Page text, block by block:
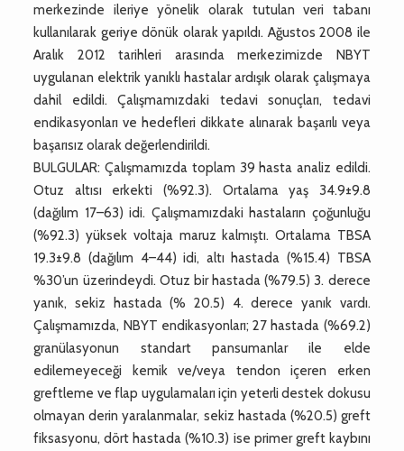
merkezinde ileriye yönelik olarak tutulan veri tabanı
kullanılarak geriye dönük olarak yapıldı. Ağustos 2008 ile
Aralık 2012 tarihleri arasında merkezimizde NBYT
uygulanan elektrik yanıklı hastalar ardışık olarak çalışmaya
dahil edildi. Çalışmamızdaki tedavi sonuçları, tedavi
endikasyonları ve hedefleri dikkate alınarak başarılı veya
başarısız olarak değerlendirildi.
BULGULAR: Çalışmamızda toplam 39 hasta analiz edildi.
Otuz altısı erkekti (%92.3). Ortalama yaş 34.9±9.8
(dağılım 17–63) idi. Çalışmamızdaki hastaların çoğunluğu
(%92.3) yüksek voltaja maruz kalmıştı. Ortalama TBSA
19.3±9.8 (dağılım 4–44) idi, altı hastada (%15.4) TBSA
%30’un üzerindeydi. Otuz bir hastada (%79.5) 3. derece
yanık, sekiz hastada (% 20.5) 4. derece yanık vardı.
Çalışmamızda, NBYT endikasyonları; 27 hastada (%69.2)
granülasyonun standart pansumanlar ile elde
edilemeyeceği kemik ve/veya tendon içeren erken
greftleme ve flap uygulamaları için yeterli destek dokusu
olmayan derin yaralanmalar, sekiz hastada (%20.5) greft
fiksasyonu, dört hastada (%10.3) ise primer greft kaybını